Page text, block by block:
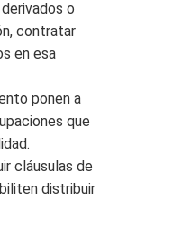
o
contratar
en esa
ponen a
que
cláusulas de
distribuir